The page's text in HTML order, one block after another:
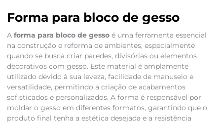
Forma para bloco de gesso
A forma para bloco de gessoé uma ferramenta essencial
na construção e reforma de ambientes, especialmente
quando se busca criar paredes, divisórias ou elementos
decorativos com gesso. Este material é amplamente
utilizado devido à sua leveza, facilidade de manuseio e
versatilidade, permitindo a criação de acabamentos
sofisticados e personalizados. A forma é responsável por
moldar o gesso em diferentes formatos, garantindo que o
produto final tenha a estética desejada e a resistência